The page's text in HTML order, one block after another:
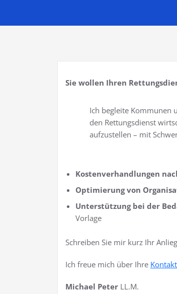
Sie wollen Ihren
Ich begleite Kommunen
den Rettungsdienst
aufzustellen – mit
Kostenverhandlungen
Optimierung von
Unterstützung bei der
Vorlage
Schreiben Sie mir kurz Ihr
Ich freue mich über Ihre
Michael Peter LL.M.